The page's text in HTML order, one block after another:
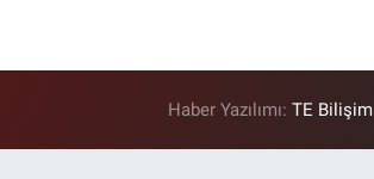
Haber Yazılımı:TE Bilişim